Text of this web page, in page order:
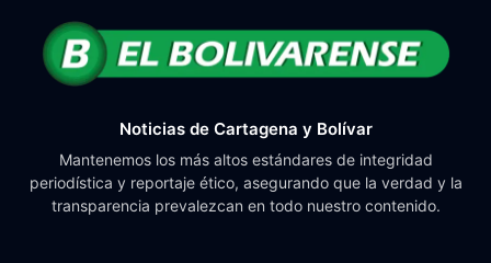
Noticias de Cartagena y Bolívar
Mantenemos los más altos estándares de integridad
periodística y reportaje ético, asegurando que la verdad y la
transparencia prevalezcan en todo nuestro contenido.